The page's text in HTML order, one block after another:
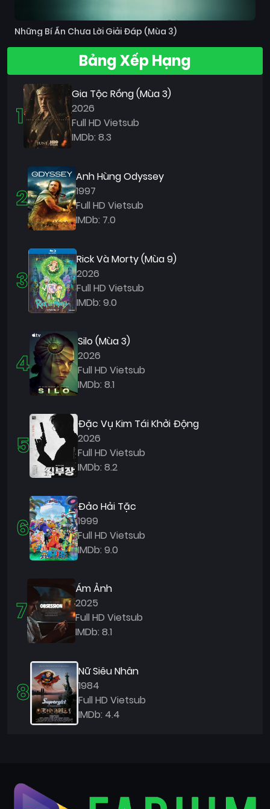
Những Bí Ẩn Chưa Lời Giải Đáp (Mùa 3)
Bảng Xếp Hạng
1
Gia Tộc Rồng (Mùa 3)
2026
Full HD Vietsub
IMDb: 8.3
2
Anh Hùng Odyssey
1997
Full HD Vietsub
IMDb: 7.0
3
Rick Và Morty (Mùa 9)
2026
Full HD Vietsub
IMDb: 9.0
4
Silo (Mùa 3)
2026
Full HD Vietsub
IMDb: 8.1
5
Đặc Vụ Kim Tái Khởi Động
2026
Full HD Vietsub
IMDb: 8.2
6
Đảo Hải Tặc
1999
Full HD Vietsub
IMDb: 9.0
7
Ám Ảnh
2025
Full HD Vietsub
IMDb: 8.1
8
Nữ Siêu Nhân
1984
Full HD Vietsub
IMDb: 4.4